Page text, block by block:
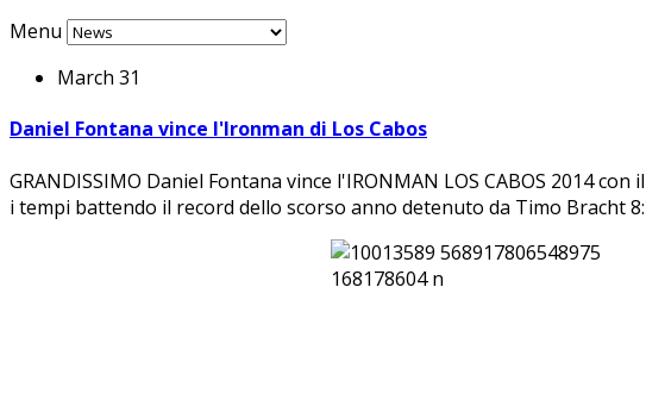
Menu
March 31
Daniel Fontana vince l'Ironman di Los Cabos
GRANDISSIMO Daniel Fontana vince l'IRONMAN LOS CABOS 2014
i tempi battendo il record dello scorso anno detenuto da Timo Bracht